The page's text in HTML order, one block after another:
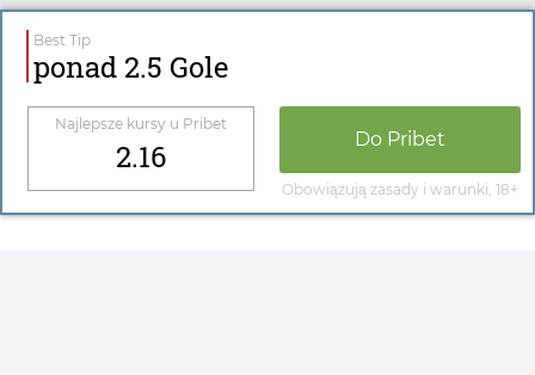
Best Tip
ponad 2.5 Gole
Najlepsze kursy u Pribet
2.16 Do Pribet
Obowiązują zasady i warunki, 18+